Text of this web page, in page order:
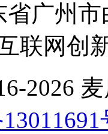
广州
联网创
2026